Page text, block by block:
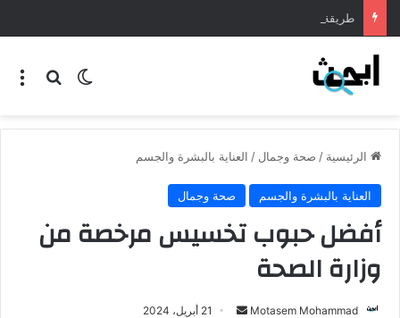
طريقة عمل المنسف الاردني
الرئيسية / صحة وجمال / العناية بالبشرة والجسم
العناية بالبشرة والجسم صحة وجمال
أفضل حبوب تخسيس مرخصة من
وزارة الصحة
Motasem Mohammad 21 أبريل، 2024